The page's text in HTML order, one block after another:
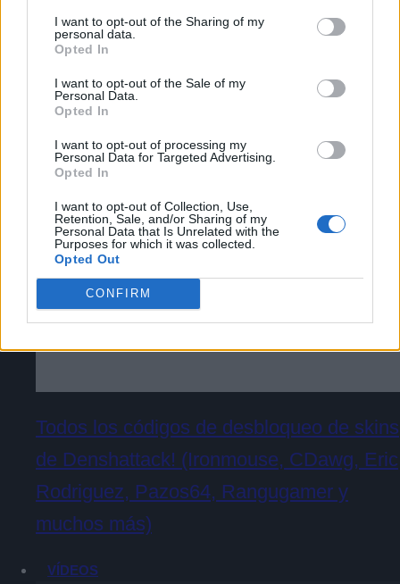
recopilación y uso de datos en nuestra Política de
Privacidad.
terceros por nuestra parte, utilice la siguiente opción de
exclusión y confirme su selección. Tenga en cuenta que
después de que se procese su solicitud de exclusión, es
posible que continúe viendo anuncios basados en intereses
basados en la información personal utilizada por nosotros o
en información personal divulgada a terceros antes de su
Puede optar por no participar en la divulgación adicional de
su información personal por parte de terceros en la Lista de
participantes intermedios de la IAB.
I want to opt-out of the Sharing of my
personal data.
Opted In
I want to opt-out of the Sale of my
Personal Data.
Opted In
I want to opt-out of processing my
Personal Data for Targeted Advertising.
Opted In
I want to opt-out of Collection, Use,
Retention, Sale, and/or Sharing of my
Personal Data that Is Unrelated with the
Purposes for which it was collected.
Opted Out
CONFIRM
Cómo acceder a la beta cerrada de The
Duskbloods [Tutorial]
Todos los códigos de desbloqueo de skins
de Denshattack! (Ironmouse, CDawg, Eric
Rodriguez, Pazos64, Rangugamer y
muchos más)
VÍDEOS